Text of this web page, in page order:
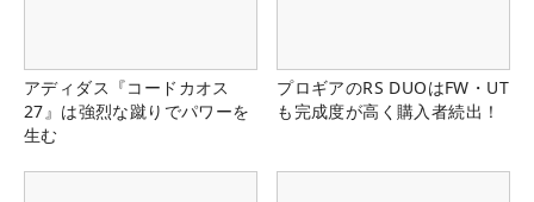
アディダス『コードカオス
27』は強烈な蹴りでパワーを
生む
プロギアのRS DUOはFW・UT
も完成度が高く購入者続出！